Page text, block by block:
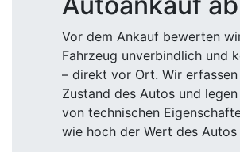
Vor dem Ankauf bewerten
Fahrzeug unverbindlich und
– direkt vor Ort. Wir
Zustand des Autos und legen
von technischen
wie hoch der Wert des Autos